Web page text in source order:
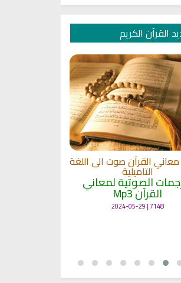
القرآن الكريم
القرآن صوت الى اللغة
التاميلية
الصوتية لمعاني
القرآن Mp3
7148 | 2024-05-29